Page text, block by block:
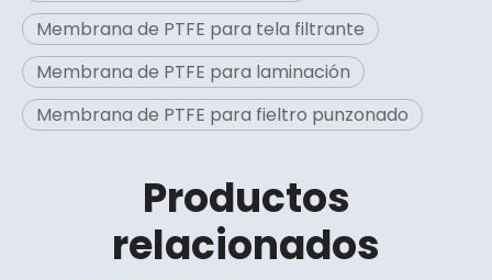
Membrana de PTFE para tela filtrante
Membrana de PTFE para laminación
Membrana de PTFE para fieltro punzonado
Productos
relacionados